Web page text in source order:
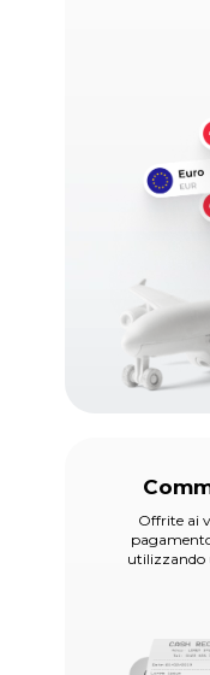
Offrite ai
utilizzando